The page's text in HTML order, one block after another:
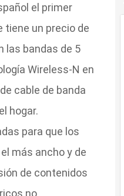
el primer
tiene un precio de
las bandas de 5
Wireless-N en
cable de banda
hogar.
para que los
más ancho y de
de contenidos
no